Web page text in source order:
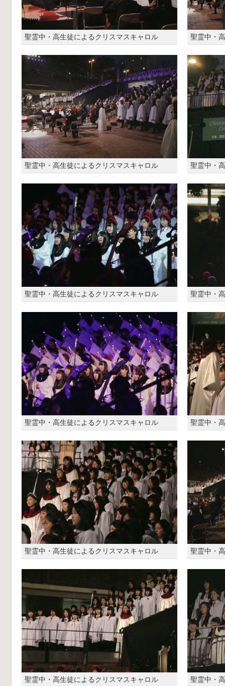
聖霊中・高生徒によるクリスマスキャロル 聖霊中・
聖霊中・高生徒によるクリスマスキャロル 聖霊中・
聖霊中・高生徒によるクリスマスキャロル 聖霊中・
聖霊中・高生徒によるクリスマスキャロル 聖霊中・
聖霊中・高生徒によるクリスマスキャロル 聖霊中・
聖霊中・高生徒によるクリスマスキャロル 聖霊中・